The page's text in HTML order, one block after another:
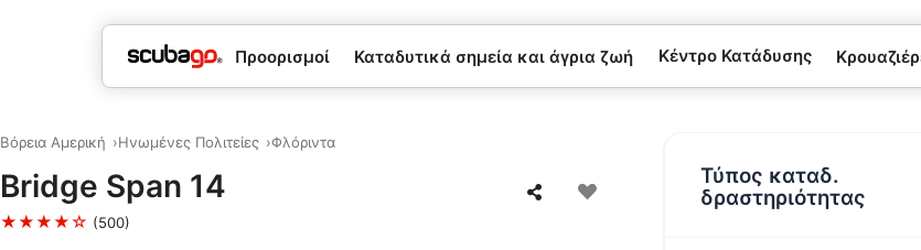
Προορισμοί Καταδυτικά σημεία και άγρια ​​ζωή Κέντρο Κατάδυσης
Βόρεια Αμερική Ηνωμένες Πολιτείες Φλόριντα
Bridge Span 14
★★★★☆ (500)
Τύπος καταδ.
δραστηριότητας